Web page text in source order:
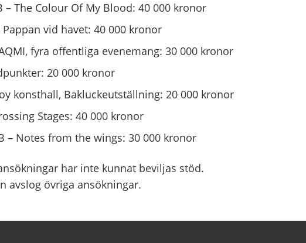
– The Colour Of My Blood: 40 000 kronor
Pappan vid havet: 40 000 kronor
fyra offentliga evenemang: 30 000 kronor
20 000 kronor
konsthall, Bakluckeutställning: 20 000 kronor
Stages: 40 000 kronor
– Notes from the wings: 30 000 kronor
har inte kunnat beviljas stöd.
avslog övriga ansökningar.